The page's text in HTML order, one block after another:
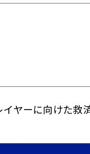
ヤーに向けた救